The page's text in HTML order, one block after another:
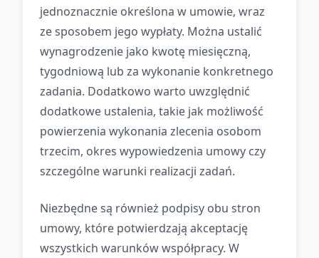
jednoznacznie określona w umowie, wraz
ze sposobem jego wypłaty. Można ustalić
wynagrodzenie jako kwotę miesięczną,
tygodniową lub za wykonanie konkretnego
zadania. Dodatkowo warto uwzględnić
dodatkowe ustalenia, takie jak możliwość
powierzenia wykonania zlecenia osobom
trzecim, okres wypowiedzenia umowy czy
szczególne warunki realizacji zadań.
Niezbędne są również podpisy obu stron
umowy, które potwierdzają akceptację
wszystkich warunków współpracy. W